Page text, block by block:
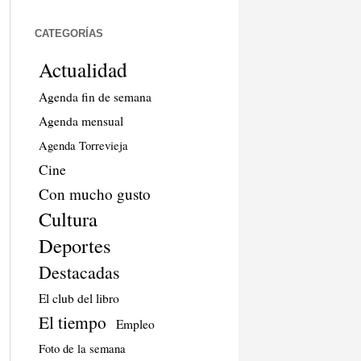
CATEGORÍAS
Actualidad
Agenda fin de semana
Agenda mensual
Agenda Torrevieja
Cine
Con mucho gusto
Cultura
Deportes
Destacadas
El club del libro
El tiempo Empleo
Foto de la semana